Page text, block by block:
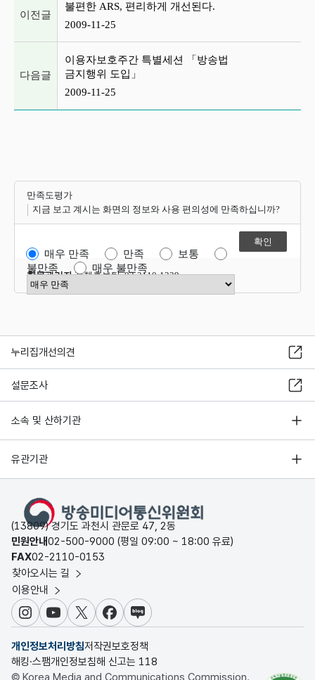
이전글
불편한 ARS, 편리하게 개선된다.
2009-11-25
다음글
이용자보호주간 특별세션 「방송법
금지행위 도입」
2009-11-25
만족도평가
지금 보고 계시는 화면의 정보와 사용 편의성에 만족하십니까?
매우 만족 만족
보통
불만족
매우 불만족
만족도 점수 선택
항목관리자정책홍보팀 02-2110-1339
누리집개선의견
설문조사
소속 및 산하기관
유관기관
(13809) 경기도 과천시 관문로 47, 2동
민원안내02-500-9000 (평일 09:00 ~ 18:00 유료)
FAX02-2110-0153
찾아오시는 길
이용안내
인스타그램
유튜브X 페이스북
블로그
개인정보처리방침저작권보호정책
해킹·스팸개인정보침해 신고는 118
© Korea Media and Communications Commission.